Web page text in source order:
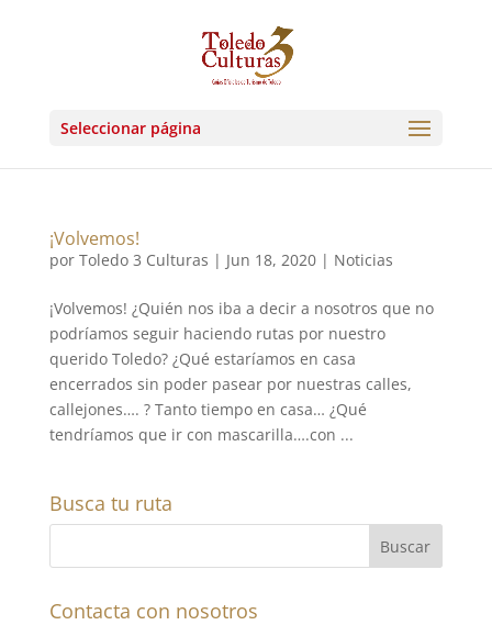
Seleccionar página
¡Volvemos!
por Toledo 3 Culturas | Jun 18, 2020| Noticias
¡Volvemos! ¿Quién nos iba a decir a nosotros que no
podríamos seguir haciendo rutas por nuestro
querido Toledo? ¿Qué estaríamos en casa
encerrados sin poder pasear por nuestras calles,
callejones…. ? Tanto tiempo en casa… ¿Qué
tendríamos que ir con mascarilla….con ...
Busca tu ruta
Contacta con nosotros